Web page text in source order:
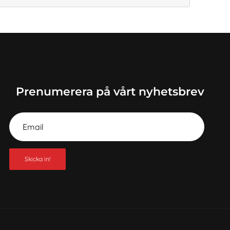
priset
Prenumerera på vårt nyhetsbrev
Skicka in!